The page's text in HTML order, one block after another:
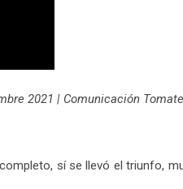
2021 | Comunicación
sí se llevó el triunfo,